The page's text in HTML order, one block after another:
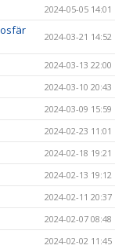
2024-05-05 14:01
2024-03-21 14:52
2024-03-13 22:00
2024-03-10 20:43
2024-03-09 15:59
2024-02-23 11:01
2024-02-18 19:21
2024-02-13 19:12
2024-02-11 20:37
2024-02-07 08:48
2024-02-02 11:45